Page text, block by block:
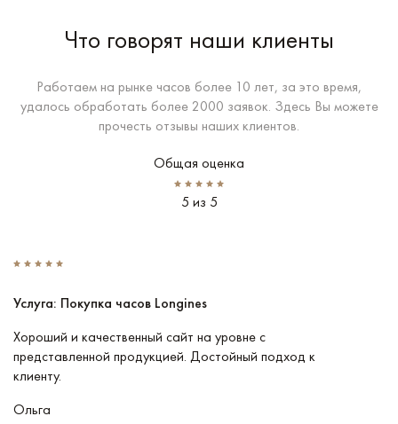
Что говорят наши клиенты
Работаем на рынке часов более 10 лет, за это время,
удалось обработать более 2000 заявок. Здесь Вы можете
прочесть отзывы наших клиентов.
Общая оценка
5 из 5
Услуга: Покупка часов Longines
Хороший и качественный сайт на уровне с
представленной продукцией. Достойный подход к
клиенту.
Ольга